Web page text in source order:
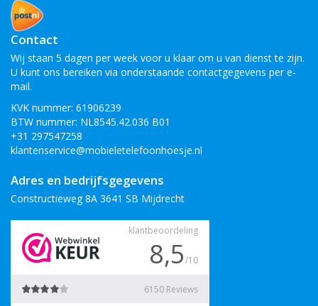
Contact
Wij staan 5 dagen per week voor u klaar om u van dienst te zijn.
U kunt ons bereiken via onderstaande contactgegevens per e-
mail.
KVK nummer: 61906239
BTW nummer: NL8545.42.036 B01
+31 297547258
klantenservice@mobieletelefoonhoesje.nl
Adres en bedrijfsgegevens
Constructieweg 8A 3641 SB Mijdrecht